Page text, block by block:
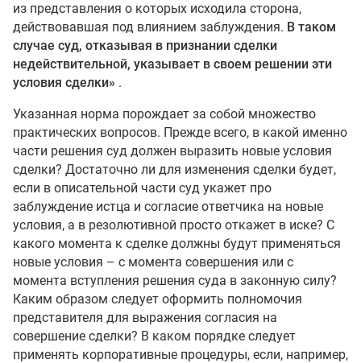
из представления о которых исходила сторона,
действовавшая под влиянием заблуждения. В таком
случае суд, отказывая в признании сделки
недействительной, указывает в своем решении эти
условия сделки» .
Указанная норма порождает за собой множество
практических вопросов. Прежде всего, в какой именно
части решения суд должен выразить новые условия
сделки? Достаточно ли для изменения сделки будет,
если в описательной части суд укажет про
заблуждение истца и согласие ответчика на новые
условия, а в резолютивной просто откажет в иске? С
какого момента к сделке должны будут применяться
новые условия – с момента совершения или с
момента вступления решения суда в законную силу?
Каким образом следует оформить полномочия
представителя для выражения согласия на
совершение сделки? В каком порядке следует
применять корпоративные процедуры, если, например,